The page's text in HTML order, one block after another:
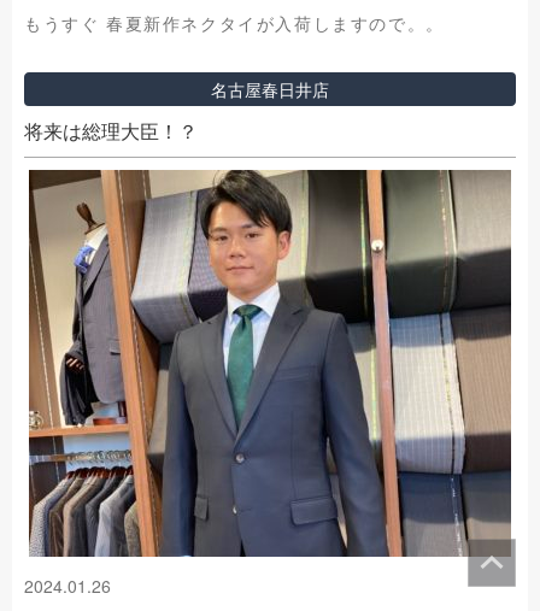
もうすぐ 春夏新作ネクタイが入荷しますので。。
名古屋春日井店
将来は総理大臣！？
2024.01.26